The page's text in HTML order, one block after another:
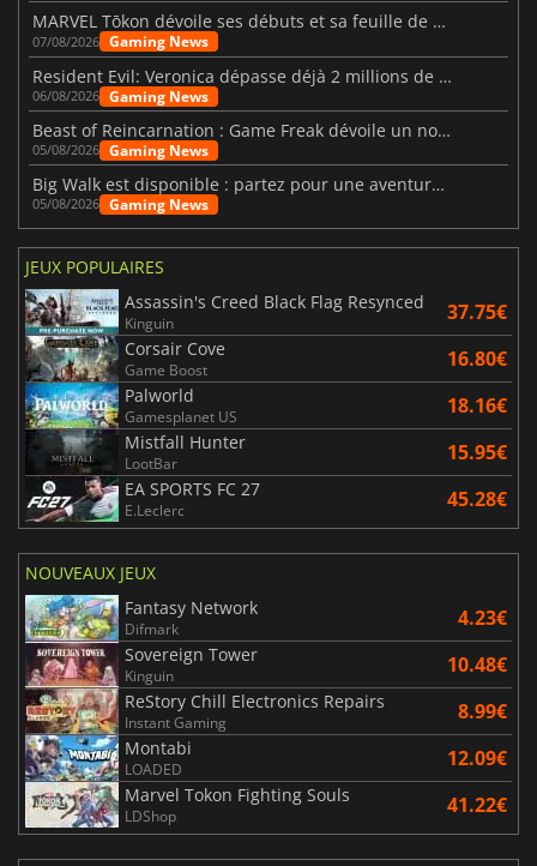
MARVEL Tōkon dévoile ses débuts et sa feuille de route
07/08/2026 Gaming News
Resident Evil: Veronica dépasse déjà 2 millions de wishlists
06/08/2026 Gaming News
Beast of Reincarnation : Game Freak dévoile un nouveau pari
05/08/2026 Gaming News
Big Walk est disponible : partez pour une aventure entre amis
05/08/2026 Gaming News
JEUX POPULAIRES
Assassin's Creed Black Flag Resynced
Kinguin 37.75€
Corsair Cove
Game Boost 16.80€
Palworld
Gamesplanet US 18.16€
Mistfall Hunter
LootBar 15.95€
EA SPORTS FC 27
E.Leclerc 45.28€
NOUVEAUX JEUX
Fantasy Network
Difmark 4.23€
Sovereign Tower
Kinguin 10.48€
ReStory Chill Electronics Repairs
Instant Gaming 8.99€
Montabi
LOADED 12.09€
Marvel Tokon Fighting Souls
LDShop 41.22€